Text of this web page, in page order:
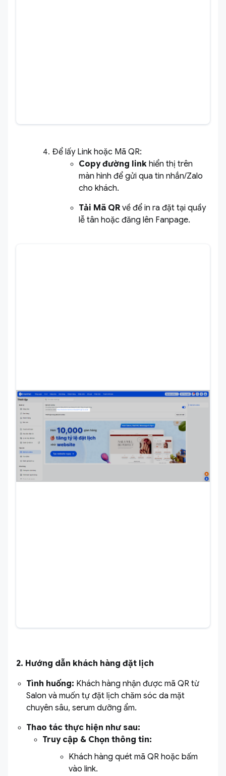
Để lấy Link hoặc Mã QR:
Copy đường link hiển thị trên
màn hình để gửi qua tin nhắn/Zalo
cho khách.
Tải Mã QR về để in ra đặt tại quầy
lễ tân hoặc đăng lên Fanpage.
2. Hướng dẫn khách hàng đặt lịch
Tình huống: Khách hàng nhận được mã QR từ
Salon và muốn tự đặt lịch chăm sóc da mặt
chuyên sâu, serum dưỡng ẩm.
Thao tác thực hiện như sau:
Truy cập & Chọn thông tin:
Khách hàng quét mã QR hoặc bấm
vào link.